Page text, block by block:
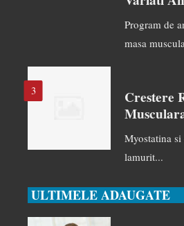
Program de
masa
3
Crestere
Myostatina
lamurit...
ULTIMELE ADAUGATE